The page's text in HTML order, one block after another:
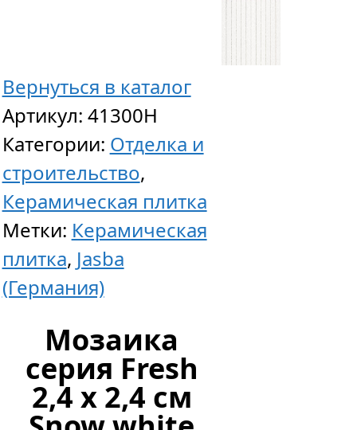
Вернуться в каталог
Артикул: 41300H
Категории: Отделка и
строительство,
Керамическая плитка
Метки: Керамическая
плитка, Jasba
(Германия)
Мозаика
серия Fresh
2,4 x 2,4 см